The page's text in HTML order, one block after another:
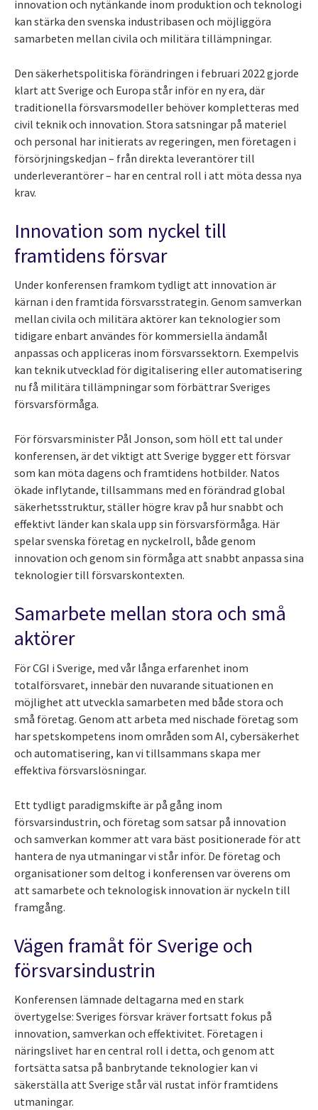
innovation och nytänkande inom produktion och teknologi
kan stärka den svenska industribasen och möjliggöra
samarbeten mellan civila och militära tillämpningar.
Den säkerhetspolitiska förändringen i februari 2022 gjorde
klart att Sverige och Europa står inför en ny era, där
traditionella försvarsmodeller behöver kompletteras med
civil teknik och innovation. Stora satsningar på materiel
och personal har initierats av regeringen, men företagen i
försörjningskedjan – från direkta leverantörer till
underleverantörer – har en central roll i att möta dessa nya
krav.
Innovation som nyckel till
framtidens försvar
Under konferensen framkom tydligt att innovation är
kärnan i den framtida försvarsstrategin. Genom samverkan
mellan civila och militära aktörer kan teknologier som
tidigare enbart användes för kommersiella ändamål
anpassas och appliceras inom försvarssektorn. Exempelvis
kan teknik utvecklad för digitalisering eller automatisering
nu få militära tillämpningar som förbättrar Sveriges
försvarsförmåga.
För försvarsminister Pål Jonson, som höll ett tal under
konferensen, är det viktigt att Sverige bygger ett försvar
som kan möta dagens och framtidens hotbilder. Natos
ökade inflytande, tillsammans med en förändrad global
säkerhetsstruktur, ställer högre krav på hur snabbt och
effektivt länder kan skala upp sin försvarsförmåga. Här
spelar svenska företag en nyckelroll, både genom
innovation och genom sin förmåga att snabbt anpassa sina
teknologier till försvarskontexten.
Samarbete mellan stora och små
aktörer
För CGI i Sverige, med vår långa erfarenhet inom
totalförsvaret, innebär den nuvarande situationen en
möjlighet att utveckla samarbeten med både stora och
små företag. Genom att arbeta med nischade företag som
har spetskompetens inom områden som AI, cybersäkerhet
och automatisering, kan vi tillsammans skapa mer
effektiva försvarslösningar.
Ett tydligt paradigmskifte är på gång inom
försvarsindustrin, och företag som satsar på innovation
och samverkan kommer att vara bäst positionerade för att
hantera de nya utmaningar vi står inför. De företag och
organisationer som deltog i konferensen var överens om
att samarbete och teknologisk innovation är nyckeln till
framgång.
Vägen framåt för Sverige och
försvarsindustrin
Konferensen lämnade deltagarna med en stark
övertygelse: Sveriges försvar kräver fortsatt fokus på
innovation, samverkan och effektivitet. Företagen i
näringslivet har en central roll i detta, och genom att
fortsätta satsa på banbrytande teknologier kan vi
säkerställa att Sverige står väl rustat inför framtidens
utmaningar.